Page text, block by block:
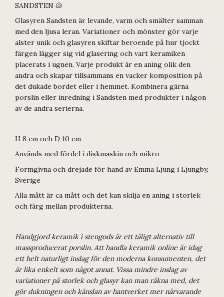
SANDSTEN 🐚
Glasyren Sandsten är levande, varm och smälter samman
med den ljusa leran. Variationer och mönster gör varje
alster unik och glasyren skiftar beroende på hur tjockt
färgen lägger sig vid glasering och vart keramiken
placerats i ugnen. Varje produkt är en aning olik den
andra och skapar tillsammans en vacker komposition på
det dukade bordet eller i hemmet. Kombinera gärna
porslin eller inredning i Sandsten med produkter i någon
av de andra serierna.
H 8 cm och D 10 cm
Används med fördel i diskmaskin och mikro
Formgivna och drejade för hand av Emma Ljung i Ljungby,
Sverige
Alla mått är ca mått och det kan skilja en aning i storlek
och färg mellan produkterna.
Handgjord keramik i stengods är ett tåligt alternativ till
massproducerat porslin. Att handla keramik online är idag
ett helt naturligt inslag för den moderna konsumenten, det
är lika enkelt som något annat. Vissa mindre inslag av
variationer på storlek och glasyr kan man räkna med, det
gör dukningen och känslan av hantverket mer närvarande